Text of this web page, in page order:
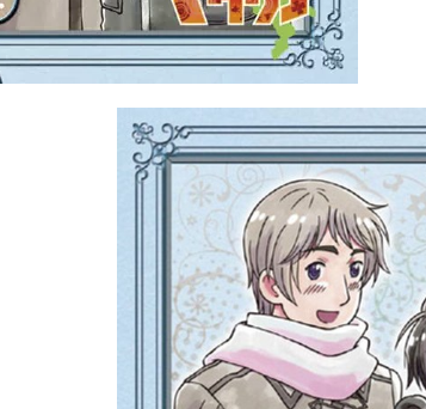
本場イタリア観光客の来ない店【ペスト・ジェノ
【何も言わなくても通じ合う】イタリアンの名